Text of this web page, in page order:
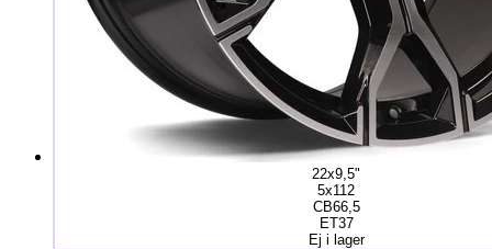
22x9,5"
5x112
CB66,5
ET37
Ej i lager